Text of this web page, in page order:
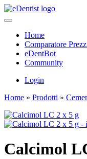
Home
Comparatore
eDentBot
Community
Login
Home » Prodotti »
Calcimol